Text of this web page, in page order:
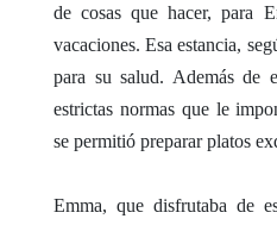
de cosas que hacer, para
vacaciones. Esa estancia,
para su salud. Además de
estrictas normas que le
se permitió preparar platos
Emma, que disfrutaba de